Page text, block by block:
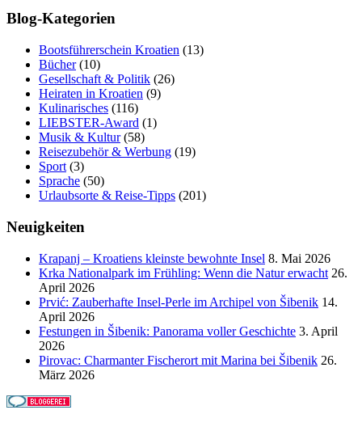
Blog-Kategorien
Bootsführerschein Kroatien (13)
Bücher(10)
Gesellschaft & Politik (26)
Heiraten in Kroatien (9)
Kulinarisches (116)
LIEBSTER-Award (1)
Musik & Kultur(58)
Reisezubehör & Werbung (19)
Sport (3)
Sprache (50)
Urlaubsorte & Reise-Tipps (201)
Neuigkeiten
Krapanj – Kroatiens kleinste bewohnte Insel 8. Mai 2026
Krka Nationalpark im Frühling: Wenn die Natur erwacht 26.
April 2026
Prvić: Zauberhafte Insel-Perle im Archipel von Šibenik 14.
April 2026
Festungen in Šibenik: Panorama voller Geschichte 3. April
2026
Pirovac: Charmanter Fischerort mit Marina bei Šibenik 26.
März 2026